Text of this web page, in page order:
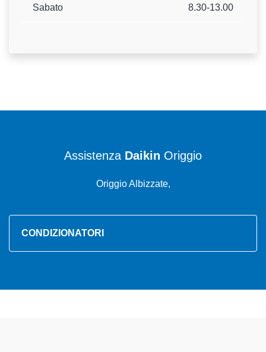
Sabato 8.30-13.00
Assistenza Daikin Origgio
Origgio Albizzate,
CONDIZIONATORI